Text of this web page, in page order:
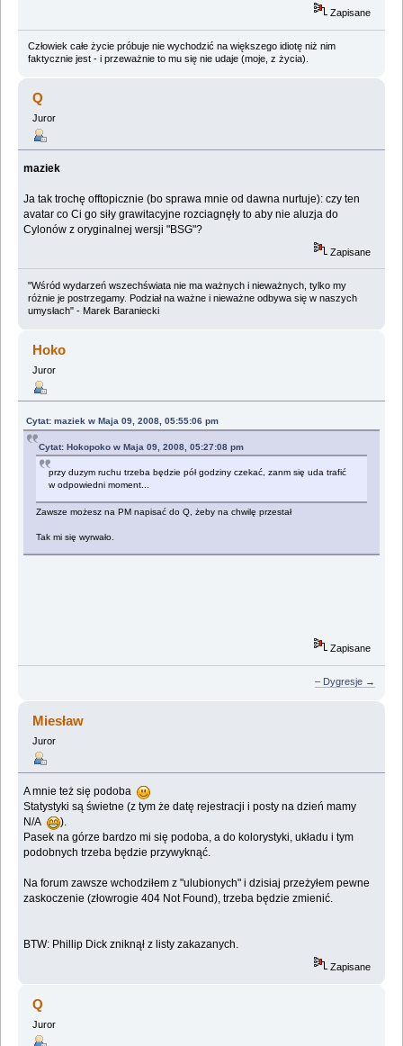
Zapisane
Człowiek całe życie próbuje nie wychodzić na większego idiotę niż nim
faktycznie jest - i przeważnie to mu się nie udaje (moje, z życia).
Q
Juror
maziek
Ja tak trochę offtopicznie (bo sprawa mnie od dawna nurtuje): czy ten
avatar co Ci go siły grawitacyjne rozciagnęły to aby nie aluzja do
Cylonów z oryginalnej wersji "BSG"?
Zapisane
"Wśród wydarzeń wszechświata nie ma ważnych i nieważnych, tylko my
różnie je postrzegamy. Podział na ważne i nieważne odbywa się w naszych
umysłach" - Marek Baraniecki
Hoko
Juror
Cytat: maziek w Maja 09, 2008, 05:55:06 pm
Cytat: Hokopoko w Maja 09, 2008, 05:27:08 pm
przy duzym ruchu trzeba będzie pół godziny czekać, zanm się uda trafić
w odpowiedni moment...
Zawsze możesz na PM napisać do Q, żeby na chwilę przestał
Tak mi się wyrwało.
Zapisane
– Dygresje →
Miesław
Juror
A mnie też się podoba
Statystyki są świetne (z tym że datę rejestracji i posty na dzień mamy
N/A
).
Pasek na górze bardzo mi się podoba, a do kolorystyki, układu i tym
podobnych trzeba będzie przywyknąć.
Na forum zawsze wchodziłem z "ulubionych" i dzisiaj przeżyłem pewne
zaskoczenie (złowrogie 404 Not Found), trzeba będzie zmienić.
BTW: Phillip Dick zniknął z listy zakazanych.
Zapisane
Q
Juror